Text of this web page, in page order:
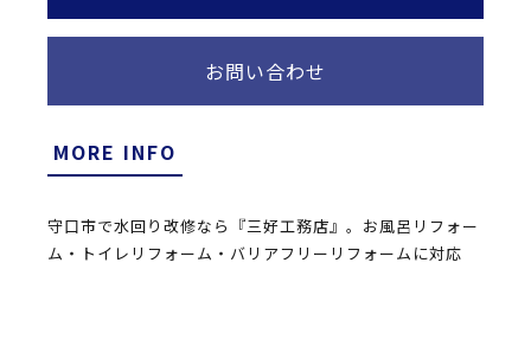
お問い合わせ
MORE INFO
守口市で水回り改修なら『三好工務店』。お風呂リフォー
ム・トイレリフォーム・バリアフリーリフォームに対応